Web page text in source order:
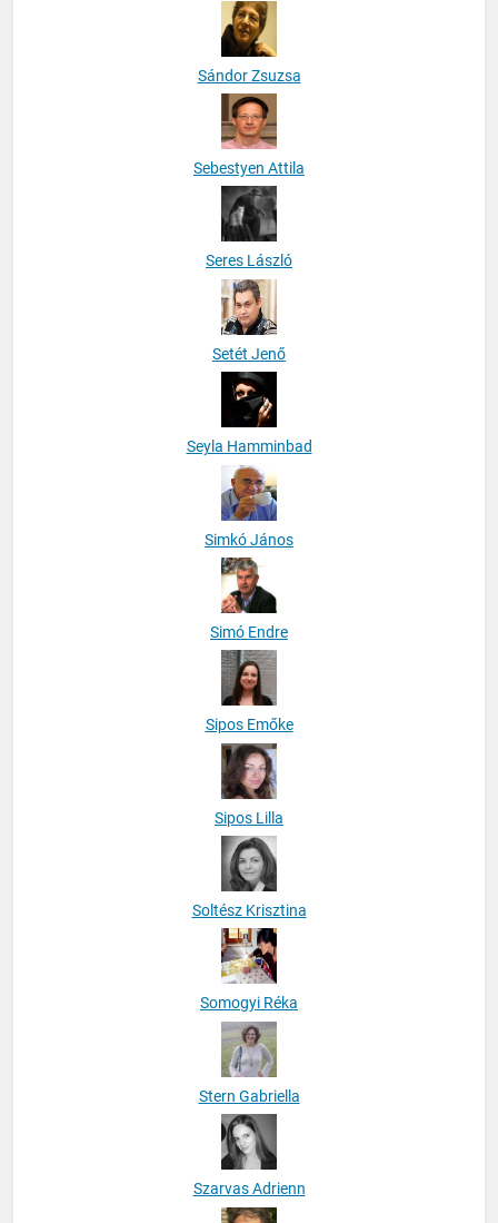
Sándor Zsuzsa
Sebestyen Attila
Seres László
Setét Jenő
Seyla Hamminbad
Simkó János
Simó Endre
Sipos Emőke
Sipos Lilla
Soltész Krisztina
Somogyi Réka
Stern Gabriella
Szarvas Adrienn